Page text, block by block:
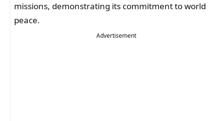
missions, demonstrating its commitment to world
peace.
Advertisement